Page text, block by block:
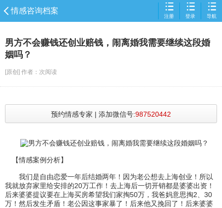
情感咨询档案
导航
登录
注册
男方不会赚钱还创业赔钱，闹离婚我需要继续这段婚
姻吗？
[原创] 作者： 次阅读
预约情感专家 | 添加微信号:987520442
【情感案例分析】
我们是自由恋爱一年后结婚两年！因为老公想去上海创业！所以
我就放弃家里给安排的20万工作！去上海后一切开销都是婆婆出资！
后来婆婆提议要在上海买房希望我们家掏50万，我爸妈意思掏2、30
万！然后发生矛盾！老公因这事家暴了！后来他又挽回了！后来婆婆